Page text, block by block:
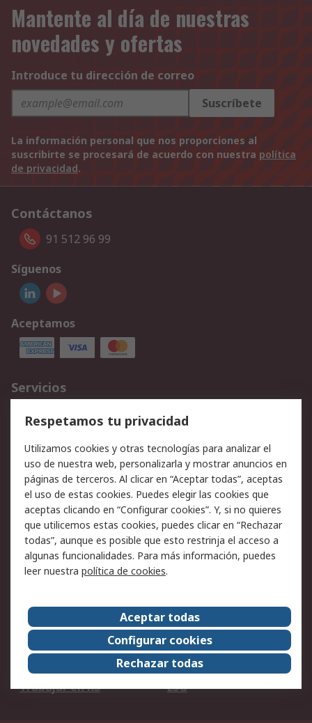
Mantente al día de nuestras
novedades y ofertas
Introduce tu dirección de correo
Suscríbete
La información personal que nos proporciones al
suscribirte se procesará de acuerdo con nuestra política
de privacidad.
Contáctanos
91 512 96 99
Síguenos
Aceptamos
Servicios
Cómo realizar pedidos
Devoluciones
Facturación y pago
Ofertas
Soporte técnico
Legal
Aviso legal
Política de privacidad -
Actualizada
Política sobre cookies
Seguridad de emails
Certificaciones de
Condiciones de venta
Acerca de RS
Acerca de RS
RS Group
RS en el mundo
Sala de prensa
Trabajar en RS
ESG
Respetamos tu privacidad
Utilizamos cookies y otras tecnologías para analizar el
uso de nuestra web, personalizarla y mostrar anuncios en
páginas de terceros. Al clicar en “Aceptar todas”, aceptas
el uso de estas cookies. Puedes elegir las cookies que
aceptas clicando en “Configurar cookies”. Y, si no quieres
que utilicemos estas cookies, puedes clicar en “Rechazar
todas”, aunque es posible que esto restrinja el acceso a
algunas funcionalidades. Para más información, puedes
leer nuestra política de cookies.
Aceptar todas
Configurar cookies
Rechazar todas